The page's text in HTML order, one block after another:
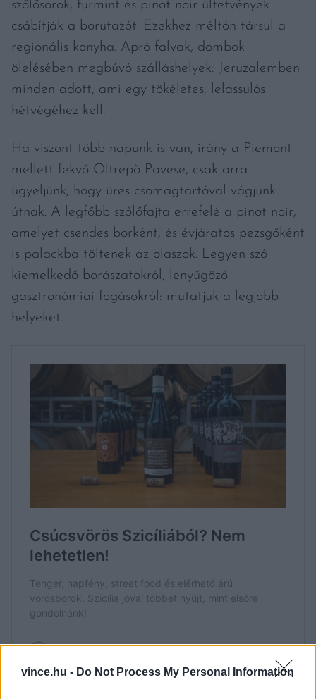
vince.hu - Do Not Process My Personal Information
szőlősorok, furmint és pinot noir ültetvények
csábítják a borutazót. Ezekhez méltón társul a
regionális konyha. Apró falvak, dombok
ölelésében megbúvó szálláshelyek: Jeruzalemben
minden adott, ami egy tökéletes, lelassulós
hétvégéhez kell.
Ha viszont több napunk is van, irány a Piemont
mellett fekvő Oltrepò Pavese, csak arra
ügyeljünk, hogy üres csomagtartóval vágjunk
útnak. A legfőbb szőlőfajta errefelé a pinot noir,
amelyet csendes borként, és évjáratos pezsgőként
is palackba töltenek az olaszok. Legyen szó
kiemelkedő borászatokról, lenyűgöző
gasztronómiai fogásokról: mutatjuk a legjobb
helyeket.